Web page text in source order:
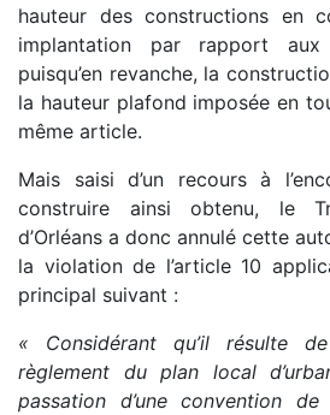
hauteur des constructions en
implantation par rapport aux
puisqu’en revanche, la
la hauteur plafond imposée en
même article.
Mais saisi d’un recours à
construire ainsi obtenu, le
d’Orléans a donc annulé cette
la violation de l’article 10
principal suivant :
« Considérant qu’il résulte
règlement du plan local
passation d’une convention